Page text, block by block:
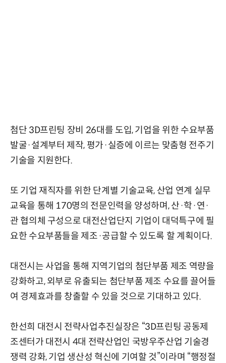
첨단 3D프린팅 장비 26대를 도입, 기업을 위한 수요부품
발굴·설계부터 제작, 평가·실증에 이르는 맞춤형 전주기
기술을 지원한다.
또 기업 재직자를 위한 단계별 기술교육, 산업 연계 실무
교육을 통해 170명의 전문인력을 양성하며, 산·학·연·
관 협의체 구성으로 대전산업단지 기업이 대덕특구에 필
요한 수요부품들을 제조·공급할 수 있도록 할 계획이다.
대전시는 사업을 통해 지역기업의 첨단부품 제조 역량을
강화하고, 외부로 유출되는 첨단부품 제조 수요를 끌어들
여 경제효과를 창출할 수 있을 것으로 기대하고 있다.
한선희 대전시 전략사업추진실장은 “3D프린팅 공동제
조센터가 대전시 4대 전략산업인 국방우주산업 기술경
쟁력 강화, 기업 생산성 혁신에 기여할 것”이라며 “행정절